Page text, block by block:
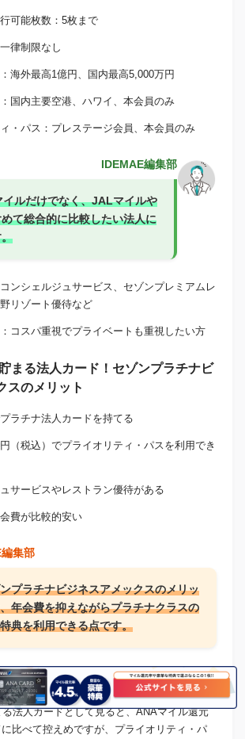
可能枚数：5枚まで
律制限なし
海外最高1億円、国内最高5,000万円
国内主要空港、ハワイ、本会員のみ
・パス：プレステージ会員、本会員のみ
IDEMAE編集部
ルだけでなく、JALマイルや
て総合的に比較したい法人に
ンシェルジュサービス、セゾンプレミアムレ
リゾート優待など
コスパ重視でプライベートも重視したい方
まる法人カード！セゾンプラチナビ
スのメリット
ラチナ法人カードを持てる
（税込）でプライオリティ・パスを利用でき
サービスやレストラン優待がある
費が比較的安い
集部
プラチナビジネスアメックスのメリッ
年会費を抑えながらプラチナクラスの
典を利用できる点です。
のマイル活用も検討しやすい
法人カードとして見ると、ANAマイル還元
比べて控えめですが、プライオリティ・パ